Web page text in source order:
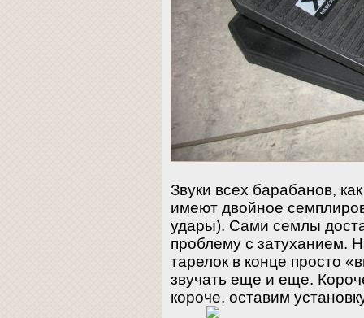
Звуки всех барабанов,
имеют двойное
удары). Сами семлы
проблему с затуханием.
тарелок в конце просто
звучать еще и еще.
короче, оставим